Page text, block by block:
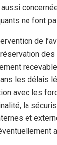
concernée
ne font
de
les délais
avec les
la
et